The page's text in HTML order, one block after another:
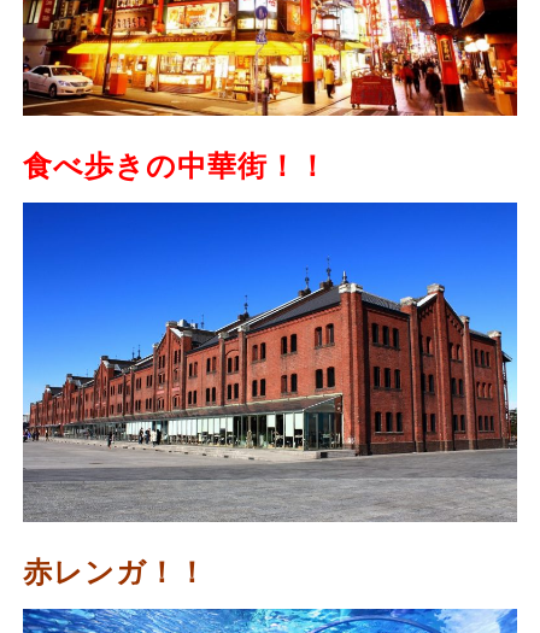
食べ歩きの中華街！！
赤レンガ！！